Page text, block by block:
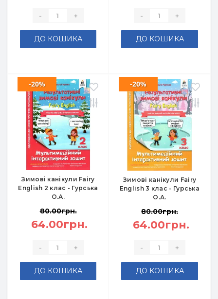
- +
ДО КОШИКА
- +
ДО КОШИКА
Зимові канікули Fairy
English 2 клас - Гурська
О.А.
-20%
80.00грн.
64.00грн.
- +
ДО КОШИКА
Зимові канікули Fairy
English 3 клас - Гурська
О.А.
-20%
80.00грн.
64.00грн.
- +
ДО КОШИКА